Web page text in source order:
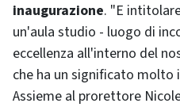
inaugurazione. "E
un'aula studio - luogo di
eccellenza all'interno del
che ha un significato
Assieme al prorettore